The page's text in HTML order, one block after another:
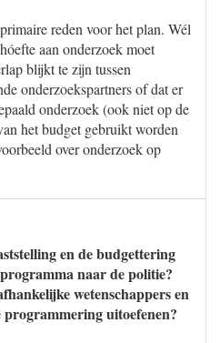
reden voor het plan. Wél
aan onderzoek moet
blijkt te zijn tussen
onderzoekspartners of dat er
onderzoek (ook niet op de
het budget gebruikt worden
over onderzoek op
en de budgettering
naar de politie?
wetenschappers en
programmering uitoefenen?